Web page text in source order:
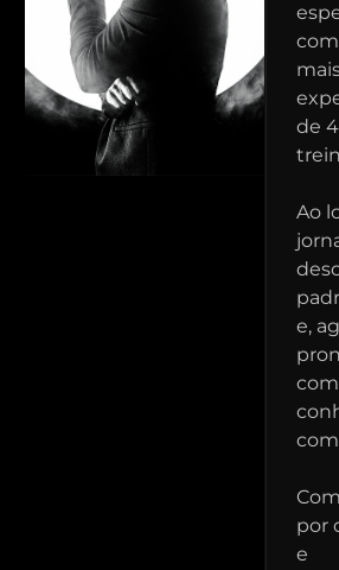
de
Ao
e,
por
e